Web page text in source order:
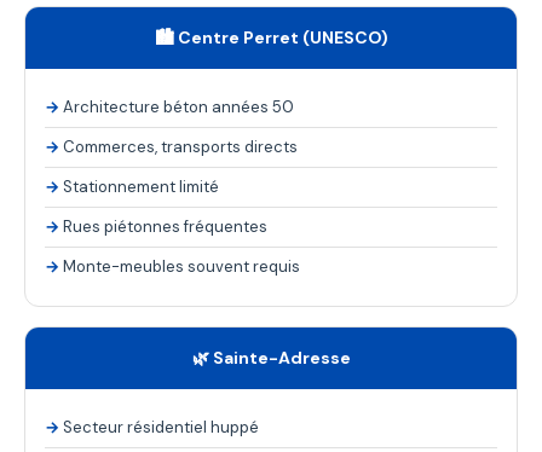
🏙️ Centre Perret (UNESCO)
Architecture béton années 50
Commerces, transports directs
Stationnement limité
Rues piétonnes fréquentes
Monte-meubles souvent requis
🌿 Sainte-Adresse
Secteur résidentiel huppé